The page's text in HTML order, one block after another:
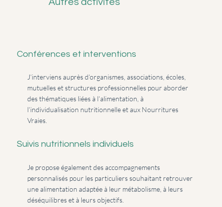
Conférences et interventions
J’interviens auprès d’organismes, associations, écoles,
mutuelles et structures professionnelles pour aborder
des thématiques liées à l’alimentation, à
l’individualisation nutritionnelle et aux Nourritures
Vraies.
Suivis nutritionnels individuels
Je propose également des accompagnements
personnalisés pour les particuliers souhaitant retrouver
une alimentation adaptée à leur métabolisme, à leurs
déséquilibres et à leurs objectifs.